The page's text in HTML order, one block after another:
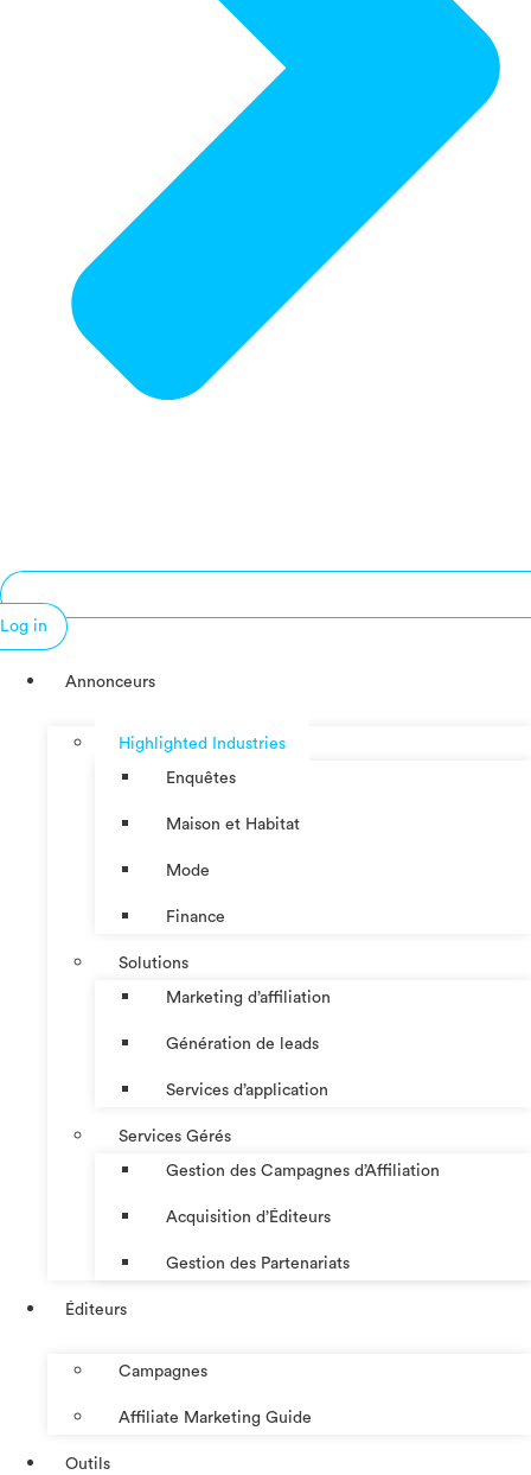
Log in
Annonceurs
Highlighted Industries
Enquêtes
Maison et Habitat
Mode
Finance
Solutions
Marketing d’affiliation
Génération de leads
Services d’application
Services Gérés
Gestion des Campagnes d’Affiliation​
Acquisition d’Éditeurs
Gestion des Partenariats
Éditeurs
Campagnes
Affiliate Marketing Guide
Outils